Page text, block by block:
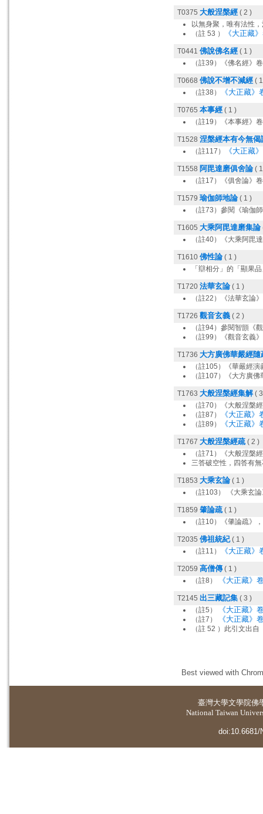
T0375 大般涅槃經 ( 2 )
以無身聚，唯有法性
（註 53 ）
《大正藏
T0441 佛說佛名經 ( 1 )
（註39）《佛名經》
T0668 佛說不增不減經 (
（註38）
《大正藏
T0765 本事經 ( 1 )
（註19）《本事經》
T1528 涅槃經本有今無偈
（註117） 《大正藏
T1558 阿毘達磨俱舍論 (
（註17）《俱舍論》
T1579 瑜伽師地論 ( 1 )
（註73）參閱《瑜伽
T1605 大乘阿毘達磨集論
（註40）《大乘阿毘
T1610 佛性論 ( 1 )
「辯相分」的「顯果
T1720 法華玄論 ( 1 )
（註22）《法華玄論
T1726 觀音玄義 ( 2 )
（註94）參閱智顗《
（註99）《觀音玄義
T1736 大方廣佛華嚴經隨
（註105）《華嚴經演
（註107）《大方廣
T1763 大般涅槃經集解(
（註70）《大般涅槃
（註87）
《大正藏
（註89） 《大正藏
T1767 大般涅槃經疏( 2 )
（註71）《大般涅槃
三答破空性，四答有
T1853 大乘玄論 ( 1 )
（註103） 《大乘玄
T1859 肇論疏( 1 )
（註10）《肇論疏》，
T2035 佛祖統紀( 1 )
（註11）
《大正藏
T2059 高僧傳 ( 1 )
（註8）
《大正藏》
T2145 出三藏記集 ( 3 )
（註5）
《大正藏》
（註7） 《大正藏》
（註 52 ）此引文出
Best viewed with
臺灣大學文學院佛
National Taiwan
doi:10.6681/